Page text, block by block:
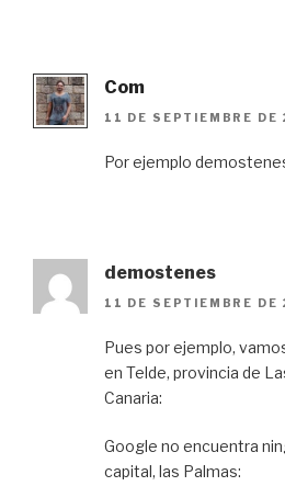
Com
11 DE SEPTIEMBRE
Por ejemplo
demostenes
11 DE SEPTIEMBRE
Pues por ejemplo,
en Telde, provincia de
Canaria:
Google no encuentra
capital, las Palmas: